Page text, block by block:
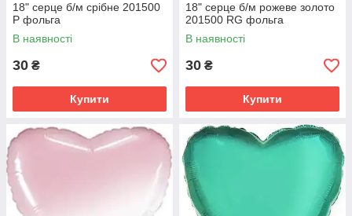
18" серце б/м срібне 201500
P фольга
В наявності
30 ₴
Купити
18" серце б/м рожеве золото
201500 RG фольга
В наявності
30 ₴
Купити